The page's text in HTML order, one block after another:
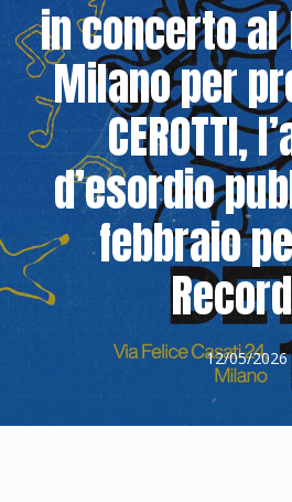
in concerto al
Milano per
CEROTTI,
d’esordio
febbraio
12/05/2026